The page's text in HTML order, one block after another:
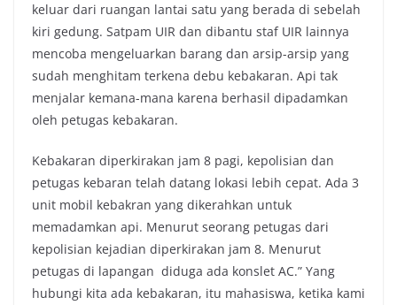
keluar dari ruangan lantai satu yang berada di sebelah
kiri gedung. Satpam UIR dan dibantu staf UIR lainnya
mencoba mengeluarkan barang dan arsip-arsip yang
sudah menghitam terkena debu kebakaran. Api tak
menjalar kemana-mana karena berhasil dipadamkan
oleh petugas kebakaran.
Kebakaran diperkirakan jam 8 pagi, kepolisian dan
petugas kebaran telah datang lokasi lebih cepat. Ada 3
unit mobil kebakran yang dikerahkan untuk
memadamkan api. Menurut seorang petugas dari
kepolisian kejadian diperkirakan jam 8. Menurut
petugas di lapangan diduga ada konslet AC.” Yang
hubungi kita ada kebakaran, itu mahasiswa, ketika kami